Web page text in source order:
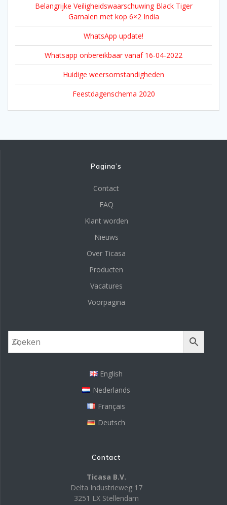
Belangrijke Veiligheidswaarschuwing Black Tiger
Garnalen met kop 6×2 India
WhatsApp update!
Whatsapp onbereikbaar vanaf 16-04-2022
Huidige weersomstandigheden
Feestdagenschema 2020
Pagina’s
Contact
FAQ
Klant worden
Nieuws
Over Ticasa
Producten
Vacatures
Voorpagina
English
Nederlands
Français
Deutsch
Contact
Ticasa B.V.
Delta Industrieweg 17
3251 LX Stellendam